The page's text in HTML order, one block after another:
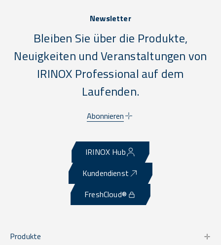
Newsletter
Bleiben Sie über die Produkte,
Neuigkeiten und Veranstaltungen von
IRINOX Professional auf dem
Laufenden.
Abonnieren
IRINOX Hub
Kundendienst
FreshCloud®
Produkte